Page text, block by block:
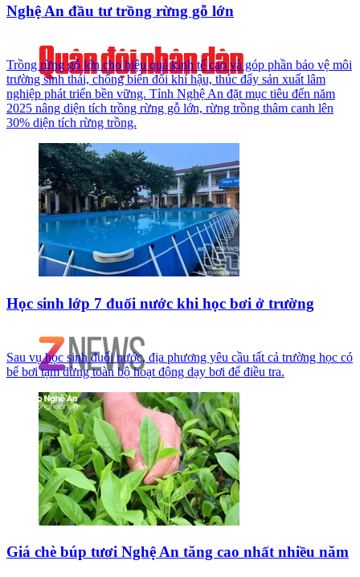
Nghệ An đầu tư trồng rừng gỗ lớn
Trồng rừng gỗ lớn cho hiệu quả kinh tế cao và góp phần bảo vệ môi
trường sinh thái, chống biến đổi khí hậu, thúc đẩy sản xuất lâm
nghiệp phát triển bền vững. Tỉnh Nghệ An đặt mục tiêu đến năm
2025 nâng diện tích trồng rừng gỗ lớn, rừng trồng thâm canh lên
30% diện tích rừng trồng.
Học sinh lớp 7 đuối nước khi học bơi ở trường
Sau vụ học sinh đuối nước, địa phương yêu cầu tất cả trường học có
bể bơi tạm dừng toàn bộ hoạt động dạy bơi để điều tra.
Giá chè búp tươi Nghệ An tăng cao nhất nhiều năm